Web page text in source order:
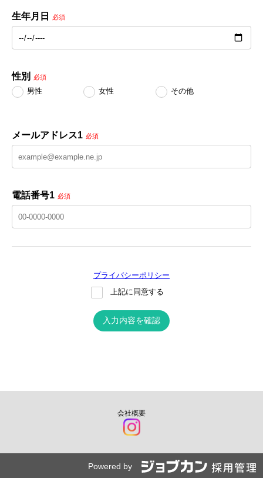
生年月日 必須
性別 必須
男性 女性 その他
メールアドレス1 必須
電話番号1 必須
プライバシーポリシー
上記に同意する
入力内容を確認
会社概要
Powered by